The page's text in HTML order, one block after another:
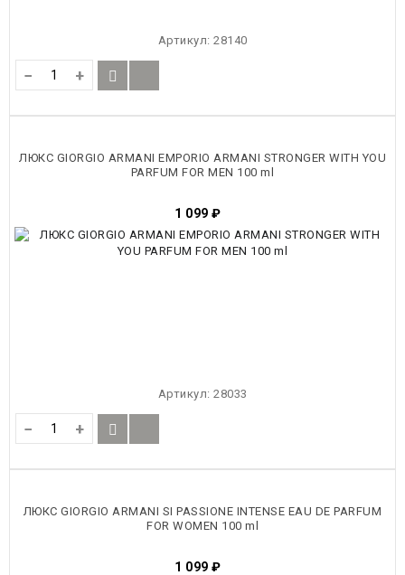
Артикул: 28140
− +
ЛЮКС GIORGIO ARMANI EMPORIO ARMANI STRONGER WITH YOU
PARFUM FOR MEN 100 ml
1 099 ₽
Артикул: 28033
− +
ЛЮКС GIORGIO ARMANI SI PASSIONE INTENSE EAU DE PARFUM
FOR WOMEN 100 ml
1 099 ₽